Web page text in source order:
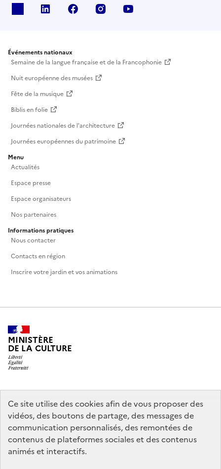
Ce site utilise des cookies afin de vous proposer des
vidéos, des boutons de partage, des messages de
communication personnalisés, des remontées de
contenus de plateformes sociales et des contenus
animés et interactifs.
Linkedin Facebook Instagram
Événements nationaux
Semaine de la langue française et de la Francophonie
Nuit européenne des musées
Fête de la musique
Biblis en folie
Journées nationales de l'architecture
Journées européennes du patrimoine
Menu
Actualités
Espace presse
Espace organisateurs
Nos partenaires
Informations pratiques
Nous contacter
Contacts en région
Inscrire votre jardin et vos animations
MINISTÈRE
DE LA CULTURE
legifrance.gouv.fr
info.gouv.fr
service-public.gouv.fr
data.gouv.fr